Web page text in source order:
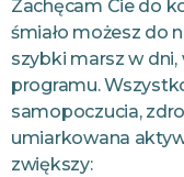
Zachęcam Cie do
śmiało możesz do
szybki marsz w
programu.
samopoczucia,
umiarkowana
zwiększy: